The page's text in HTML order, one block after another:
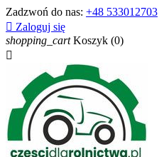
Zadzwoń do nas: +48 533012703
 Zaloguj się
shopping_cart Koszyk (0)
